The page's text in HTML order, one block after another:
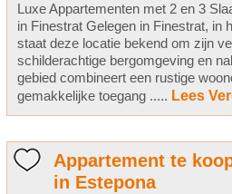
Luxe Appartementen met 2 en 3
in Finestrat Gelegen in Finestrat, in
staat deze locatie bekend om zijn
schilderachtige bergomgeving en
gebied combineert een rustige
gemakkelijke toegang ..... Lees
Appartement te
in Estepona